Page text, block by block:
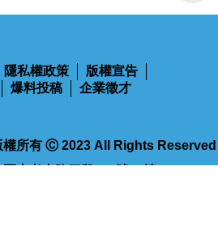
隱私權政策
版權宣告
爆料投稿 企業徵才
權所有 Ⓒ 2023 All Rights Reserved